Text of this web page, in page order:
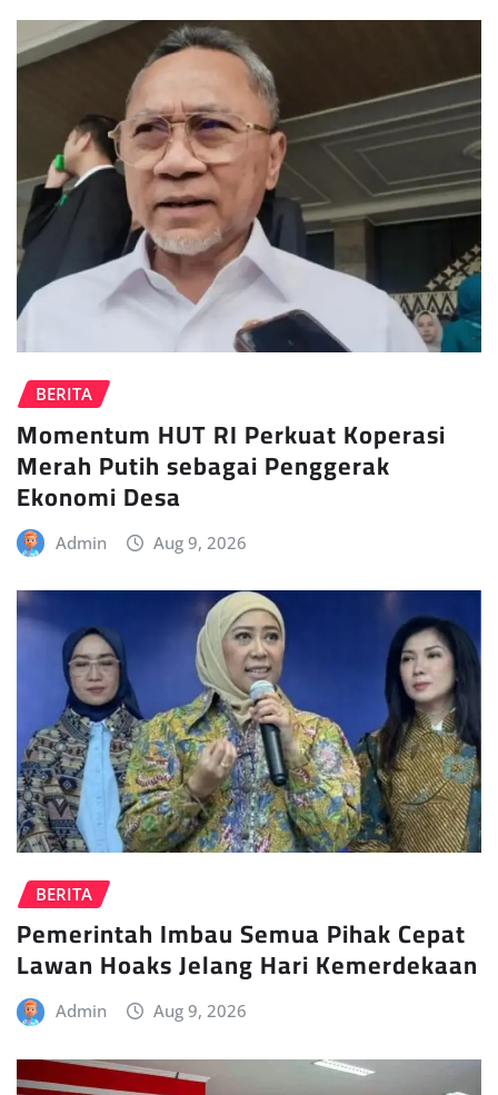
BERITA
Momentum HUT RI Perkuat Koperasi
Merah Putih sebagai Penggerak
Ekonomi Desa
Admin Aug 9, 2026
BERITA
Pemerintah Imbau Semua Pihak Cepat
Lawan Hoaks Jelang Hari Kemerdekaan
Admin Aug 9, 2026